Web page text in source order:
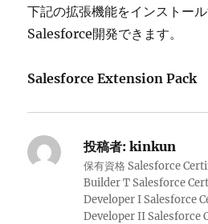
下記の拡張機能をインストー
Salesforce開発できます。
Salesforce Extension Pack
投稿者: kinkun
保有資格 Salesforce
Builder T Salesforce
Developer I Salesforce
Developer II